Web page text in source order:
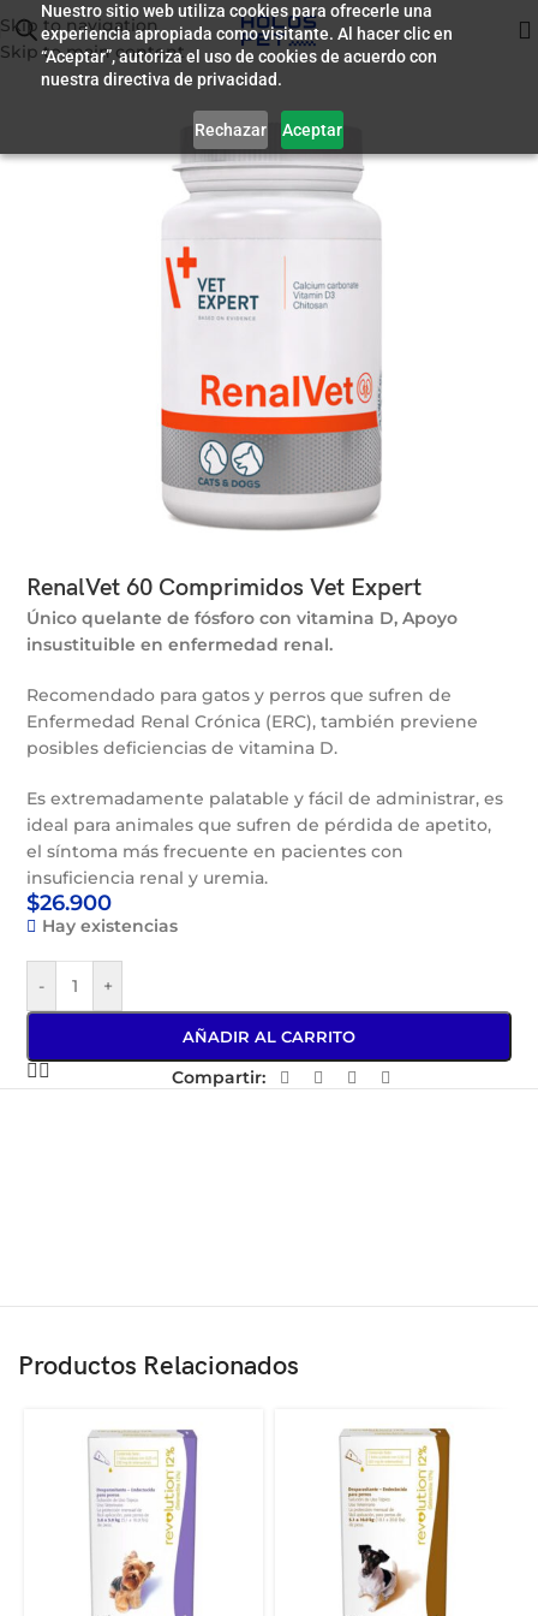
Nuestro sitio web utiliza cookies para ofrecerle una
experiencia apropiada como visitante. Al hacer clic en
“Aceptar”, autoriza el uso de cookies de acuerdo con
nuestra directiva de privacidad.
Rechazar Aceptar
Skip to navigation
Skip to main content
Inicio/ Farmacia
RenalVet 60 Comprimidos Vet Expert
Único quelante de fósforo con vitamina D, Apoyo
insustituible en enfermedad renal.
Recomendado para gatos y perros que sufren de
Enfermedad Renal Crónica (ERC), también previene
posibles deficiencias de vitamina D.
Es extremadamente palatable y fácil de administrar, es
ideal para animales que sufren de pérdida de apetito,
el síntoma más frecuente en pacientes con
insuficiencia renal y uremia.
$26.900
Hay existencias
- +
AÑADIR AL CARRITO
Compartir:
Productos Relacionados